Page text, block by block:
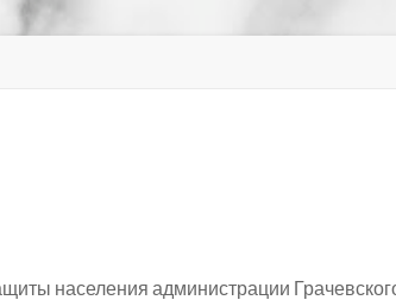
населения администрации